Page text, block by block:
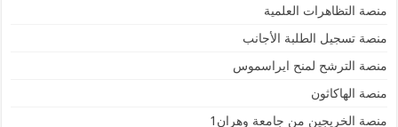
منصة التظاهرات العلمية
منصة تسجيل الطلبة الأجانب
منصة الترشح لمنح ايراسموس
منصة الهاكاثون
منصة الخريجين من جامعة وهران1